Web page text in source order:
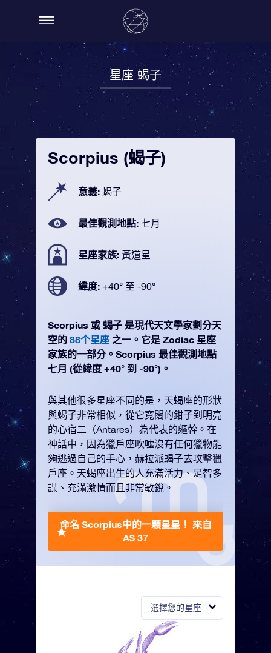
星座 蝎子
選擇您的星座
Scorpius (蝎子)
意義: 蝎子
最佳觀測地點: 七月
星座家族: 黃道星
緯度: +40° 至 -90°
Scorpius 或 蝎子 是現代天文學家劃分天
空的 88个星座 之一。它是 Zodiac 星座
家族的一部分。Scorpius 最佳觀測地點
七月 (從緯度 +40° 到 -90°)。
與其他很多星座不同的是，天蝎座的形狀
與蝎子非常相似，從它寬闊的鉗子到明亮
的心宿二（Antares）為代表的軀幹。在
神話中，因為獵戶座吹噓沒有任何獵物能
夠逃過自己的手心，赫拉派蝎子去攻擊獵
戶座。天蝎座出生的人充滿活力、足智多
謀、充滿激情而且非常敏銳。
命名 Scorpius中的一顆星星！ 來自
A$ 37